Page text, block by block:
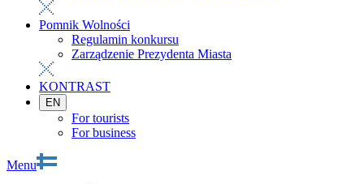
Pomnik Wolności
Regulamin konkursu
Zarządzenie Prezydenta Miasta
KONTRAST
EN
For tourists
For business
Menu